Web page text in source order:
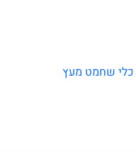
כלי שחמט מעץ